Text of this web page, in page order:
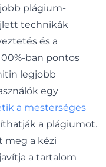
plágium-
technikák
és a
ban pontos
legjobb
egy
a mesterséges
a plágiumot.
meg a kézi
a tartalom